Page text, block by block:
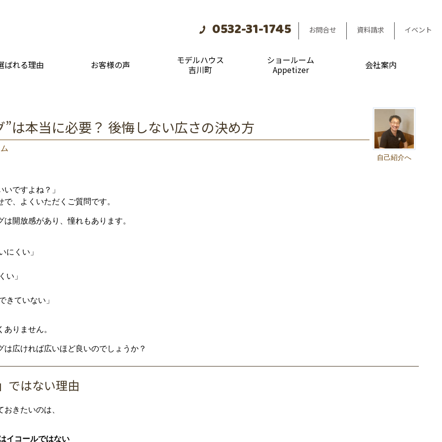
0532-31-1745 お問合せ 資料請求 イベント
ばれる理由 お客様の声
モデルハウス
吉川町
ショールーム
Appetizer
会社案内
自己紹介へ
は本当に必要？ 後悔しない広さの決め方
いですよね？」
で、 よく いただく ご質問です。
は開放感があり、憧れもあり ます。
にくい」
い」
きていない」
ありま せん。
は広ければ広いほど良いのでしょう か？
ではない理由
おき たいのは、
イコールではない